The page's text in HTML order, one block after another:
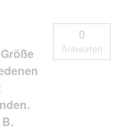
0
Antworten